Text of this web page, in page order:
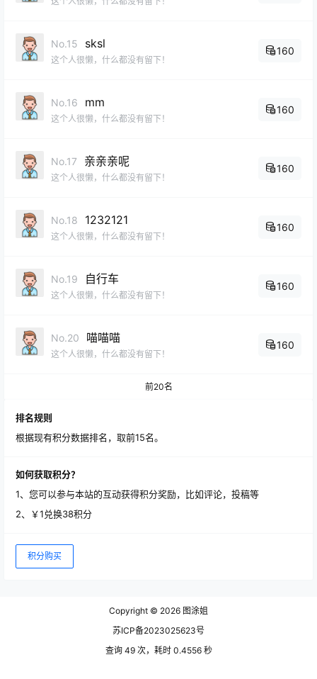
No.15 sksl
这个人很懒，什么都没有留下！
160
No.16 mm
这个人很懒，什么都没有留下！
160
No.17 亲亲亲呢
这个人很懒，什么都没有留下！
160
No.18 1232121
这个人很懒，什么都没有留下！
160
No.19 自行车
这个人很懒，什么都没有留下！
160
No.20 喵喵喵
这个人很懒，什么都没有留下！
160
前20名
排名规则
根据现有积分数据排名，取前15名。
如何获取积分？
1、您可以参与本站的互动获得积分奖励，比如评论，投稿等
2、￥1兑换38积分
积分购买
Copyright © 2026 图涂姐
苏ICP备2023025623号
查询 49 次，耗时 0.4556 秒